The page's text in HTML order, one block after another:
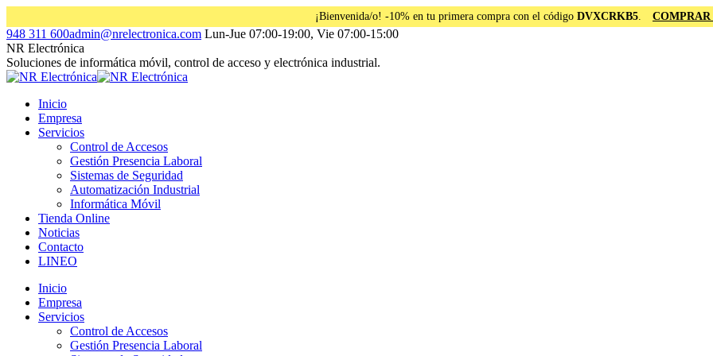
¡Bienvenida/o! -10% en tu primera compra con el código DVXCRKB5.
Saltar
al
contenido
Facebook
page
opens
in
window
Instagram
page
opens
in
window
Linkedin
page
opens
in
window
948 311 600admin@nrelectronica.com Lun-Jue 07:00-19:00, Vie 07:00-15:00
NR Electrónica
Soluciones de informática móvil, control de acceso y electrónica industrial.
Inicio
Empresa
Servicios
Control de Accesos
Gestión Presencia Laboral
Sistemas de Seguridad
Automatización Industrial
Informática Móvil
Tienda Online
Noticias
Contacto
LINEO
Inicio
Empresa
Servicios
Control de Accesos
Gestión Presencia Laboral